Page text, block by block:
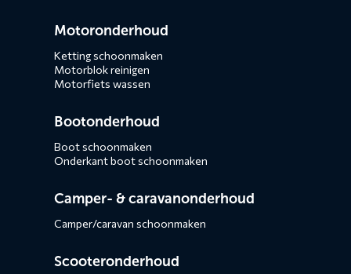
Motoronderhoud
Ketting schoonmaken
Motorblok reinigen
Motorfiets wassen
Bootonderhoud
Boot schoonmaken
Onderkant boot schoonmaken
Camper- & caravanonderhoud
Camper/caravan schoonmaken
Scooteronderhoud